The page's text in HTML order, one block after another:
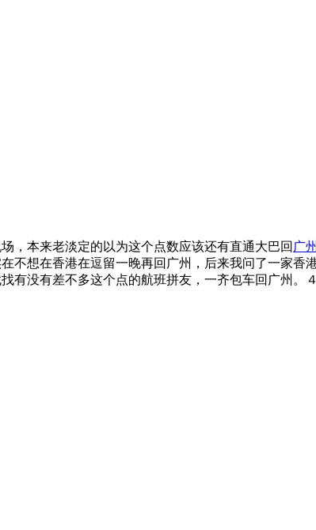
，本来老淡定的以为这个点数应该还有直通大巴回 广州
不想在香港在逗留一晚再回广州，后来我问了一家
有没有差不多这个点的航班拼友，一齐包车回广州